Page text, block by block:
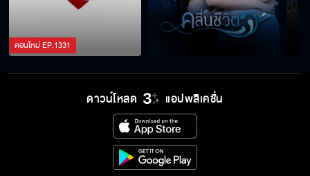
ตอนใหม่EP.1331
ดาวน์โหลด แอปพลิเคชั่น